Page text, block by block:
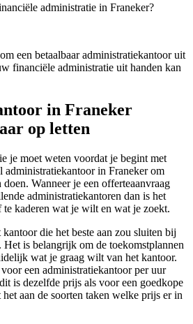
administratie in Franeker?
een betaalbaar administratiekantoor uit
financiële administratie uit handen kan
in Franeker
op letten
je moet weten voordat je begint met
administratiekantoor in Franeker om
Wanneer je een offerteaanvraag
administratiekantoren dan is het
kaderen wat je wilt en wat je zoekt.
die het beste aan zou sluiten bij
is belangrijk om de toekomstplannen
wat je graag wilt van het kantoor.
een administratiekantoor per uur
is dezelfde prijs als voor een goedkope
aan de soorten taken welke prijs er in